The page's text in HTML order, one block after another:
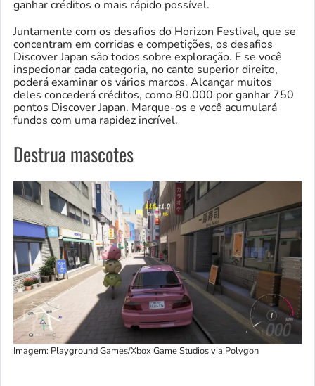
ganhar créditos o mais rápido possível.
Juntamente com os desafios do Horizon Festival, que se
concentram em corridas e competições, os desafios
Discover Japan são todos sobre exploração. E se você
inspecionar cada categoria, no canto superior direito,
poderá examinar os vários marcos. Alcançar muitos
deles concederá créditos, como 80.000 por ganhar 750
pontos Discover Japan. Marque-os e você acumulará
fundos com uma rapidez incrível.
Destrua mascotes
Imagem: Playground Games/Xbox Game Studios via Polygon